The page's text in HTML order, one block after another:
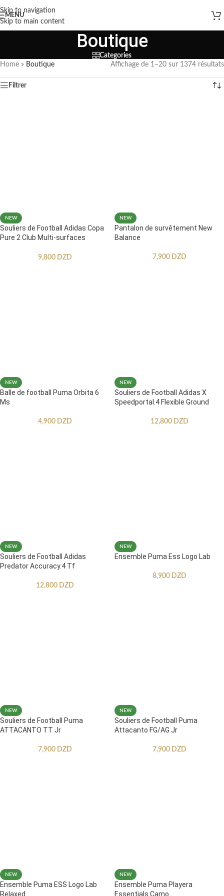
Skip to navigation
Skip to main content
MENU
Boutique
Categories
Home » Boutique Affichage de 1–20 sur 1374 résultats
Filtrer
NEW
Souliers de Football Adidas Copa
Pure 2 Club Multi-surfaces
9,800 DZD
NEW
Pantalon de survêtement New
Balance
7,900 DZD
NEW
Balle de football Puma Orbita 6
Ms
4,900 DZD
NEW
Souliers de Football Adidas X
Speedportal.4 Flexible Ground
12,800 DZD
NEW
Souliers de Football Adidas
Predator Accuracy.4 Tf
12,800 DZD
NEW
Ensemble Puma Ess Logo Lab
8,900 DZD
NEW
Souliers de Football Puma
ATTACANTO TT Jr
7,900 DZD
NEW
Souliers de Football Puma
Attacanto FG/AG Jr
7,900 DZD
NEW
Ensemble Puma ESS Logo Lab
Relaxed
NEW
Ensemble Puma Playera
Essentials Camo